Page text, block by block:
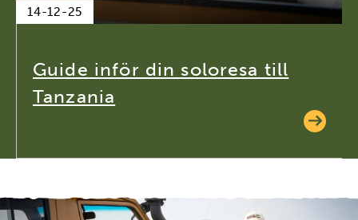
14-12-25
Guide inför din soloresa till
Tanzania